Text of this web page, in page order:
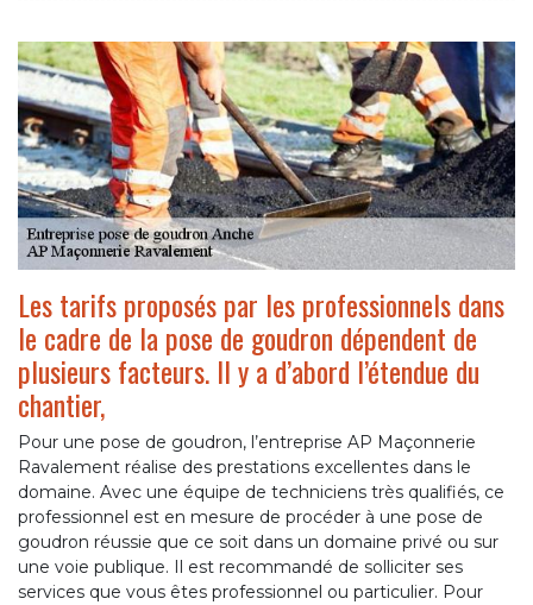
Les tarifs proposés par les professionnels dans
le cadre de la pose de goudron dépendent de
plusieurs facteurs. Il y a d’abord l’étendue du
chantier,
Pour une pose de goudron, l’entreprise AP Maçonnerie
Ravalement réalise des prestations excellentes dans le
domaine. Avec une équipe de techniciens très qualifiés, ce
professionnel est en mesure de procéder à une pose de
goudron réussie que ce soit dans un domaine privé ou sur
une voie publique. Il est recommandé de solliciter ses
services que vous êtes professionnel ou particulier. Pour